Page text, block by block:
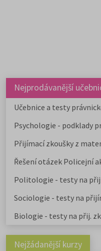
Nejprodávanější
Učebnice a testy
Psychologie - podklady
Přijímací zkoušky z
Řešení otázek Policejní
Politologie - testy na
Sociologie - testy na
Biologie - testy na přij.
Nejžádanější kurzy